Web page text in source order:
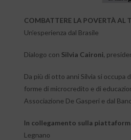
COMBATTERE LA POVERTÀ AL
Un’esperienza dal Brasile
Dialogo con Silvia Caironi,
Da più di otto anni Silvia si occupa
forme di microcredito e di
Associazione De Gasperi e dal
In collegamento sulla
Legnano